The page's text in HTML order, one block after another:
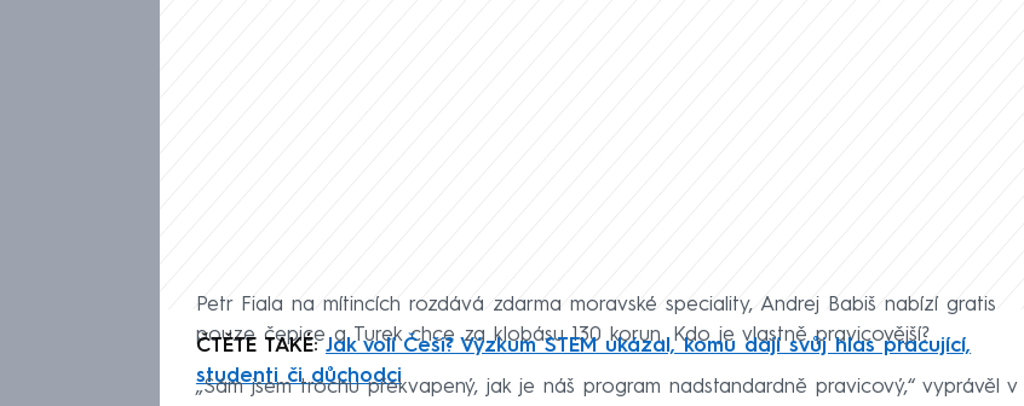
Petr Fiala na mítincích rozdává zdarma moravské speciality, Andrej Babiš nabízí gratis
pouze čepice a Turek chce za klobásu 130 korun. Kdo je vlastně pravicovější?
ČTĚTE TAKÉ:Jak volí Češi? Výzkum STEM ukázal, komu dají svůj hlas pracující,
studenti či důchodci
„Sám jsem trochu překvapený, jak je náš program nadstandardně pravicový,“ vyprávěl v